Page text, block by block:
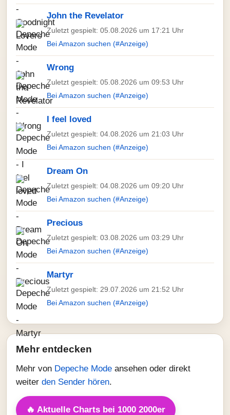
John the Revelator
Zuletzt gespielt: 05.08.2026 um 17:21 Uhr
Bei Amazon suchen (#Anzeige)
Wrong
Zuletzt gespielt: 05.08.2026 um 09:53 Uhr
Bei Amazon suchen (#Anzeige)
I feel loved
Zuletzt gespielt: 04.08.2026 um 21:03 Uhr
Bei Amazon suchen (#Anzeige)
Dream On
Zuletzt gespielt: 04.08.2026 um 09:20 Uhr
Bei Amazon suchen (#Anzeige)
Precious
Zuletzt gespielt: 03.08.2026 um 03:29 Uhr
Bei Amazon suchen (#Anzeige)
Martyr
Zuletzt gespielt: 29.07.2026 um 21:52 Uhr
Bei Amazon suchen (#Anzeige)
Mehr entdecken
Mehr von Depeche Mode ansehen oder direkt
weiter den Sender hören.
🔥 Aktuelle Charts bei 1000 2000er